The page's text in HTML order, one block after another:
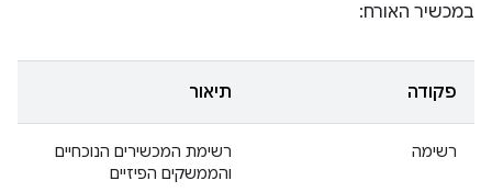
במכשיר האורח:
פקודה תיאור
רשימה
רשימת המכשירים הנוכחיים
והממשקים הפיזיים